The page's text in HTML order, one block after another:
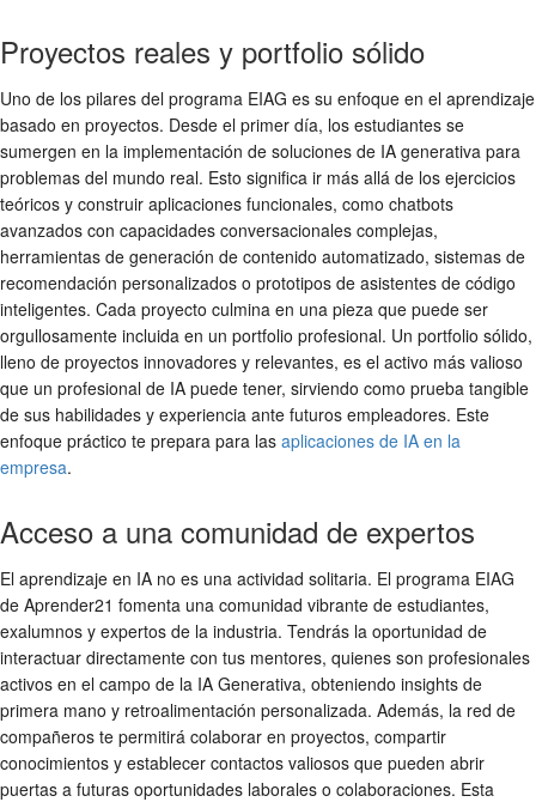
Proyectos reales y portfolio sólido
Uno de los pilares del programa EIAG es su enfoque en el aprendizaje
basado en proyectos. Desde el primer día, los estudiantes se
sumergen en la implementación de soluciones de IA generativa para
problemas del mundo real. Esto significa ir más allá de los ejercicios
teóricos y construir aplicaciones funcionales, como chatbots
avanzados con capacidades conversacionales complejas,
herramientas de generación de contenido automatizado, sistemas de
recomendación personalizados o prototipos de asistentes de código
inteligentes. Cada proyecto culmina en una pieza que puede ser
orgullosamente incluida en un portfolio profesional. Un portfolio sólido,
lleno de proyectos innovadores y relevantes, es el activo más valioso
que un profesional de IA puede tener, sirviendo como prueba tangible
de sus habilidades y experiencia ante futuros empleadores. Este
enfoque práctico te prepara para las aplicaciones de IA en la
empresa.
Acceso a una comunidad de expertos
El aprendizaje en IA no es una actividad solitaria. El programa EIAG
de Aprender21 fomenta una comunidad vibrante de estudiantes,
exalumnos y expertos de la industria. Tendrás la oportunidad de
interactuar directamente con tus mentores, quienes son profesionales
activos en el campo de la IA Generativa, obteniendo insights de
primera mano y retroalimentación personalizada. Además, la red de
compañeros te permitirá colaborar en proyectos, compartir
conocimientos y establecer contactos valiosos que pueden abrir
puertas a futuras oportunidades laborales o colaboraciones. Esta